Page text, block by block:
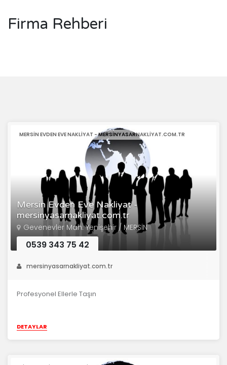
Firma Rehberi
Mersin Evden Eve Nakliyat -
mersinyasarnakliyat.com.tr
MERSIN EVDEN EVE NAKLIYAT - MERSINYASARNAKLIYAT.COM.TR
Gevenevler Mah. Yenişehir / MERSİN
0539 343 75 42
mersinyasarnakliyat.com.tr
Profesyonel Ellerle Taşın
DETAYLAR